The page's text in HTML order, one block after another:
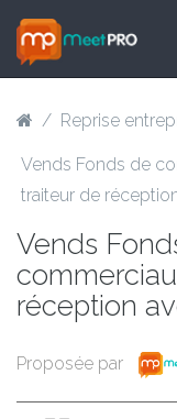
/ Reprise
Vends Fonds de
traiteur de
Vends
réception
Proposée par